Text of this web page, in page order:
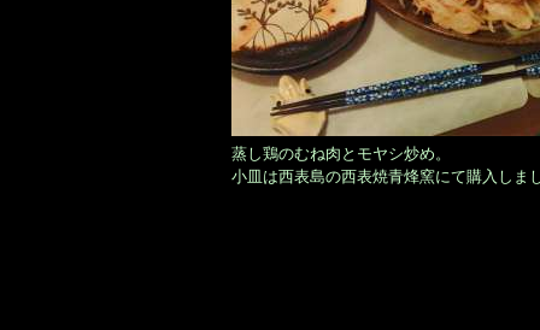
蒸し鶏のむね肉とモヤシ炒め。
小皿は西表島の西表焼青烽窯にて購入しま